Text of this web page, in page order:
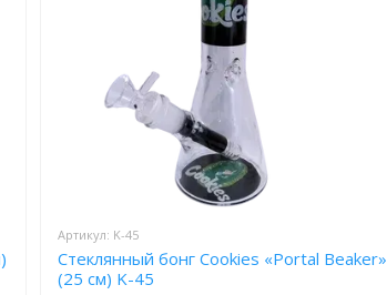
Артикул: K-45
Стеклянный бонг Cookies «Portal Beaker»
(25 см) K-45